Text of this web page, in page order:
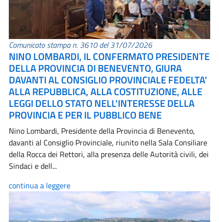
Comunicato stampa n. 3610 del 31/07/2026
NINO LOMBARDI, IL CONFERMATO PRESIDENTE
DELLA PROVINCIA DI BENEVENTO, GIURA
DAVANTI AL CONSIGLIO PROVINCIALE FEDELTA'
ALLA REPUBBLICA, ALLA COSTITUZIONE, ALLE
LEGGI DELLO STATO NELL'INTERESSE DELLA
PROVINCIA E PER IL PUBBLICO BENE
Nino Lombardi, Presidente della Provincia di Benevento,
davanti al Consiglio Provinciale, riunito nella Sala Consiliare
della Rocca dei Rettori, alla presenza delle Autorità civili, dei
Sindaci e dell...
continua a leggere